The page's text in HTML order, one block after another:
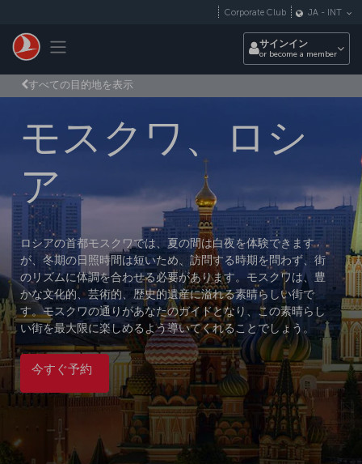
Toggle navigation
Corporate Club JA - INT
サインイン
or become a member
すべての目的地を表示
モスクワ、ロシ
ア
ロシアの首都モスクワでは、夏の間は白夜を体験できます
が、冬期の日照時間は短いため、訪問する時期を問わず、街
のリズムに体調を合わせる必要があります。モスクワは、豊
かな文化的、芸術的、歴史的遺産に溢れる素晴らしい街で
す。モスクワの通りがあなたのガイドとなり、この素晴らし
い街を最大限に楽しめるよう導いてくれることでしょう。
今すぐ予約